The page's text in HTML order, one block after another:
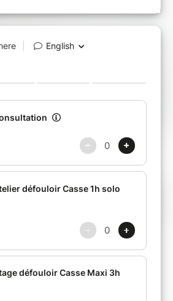
lieu à la Chapelle Erbrée
de le présenter via
le bon comme avoir sur
bien que votre achat est un